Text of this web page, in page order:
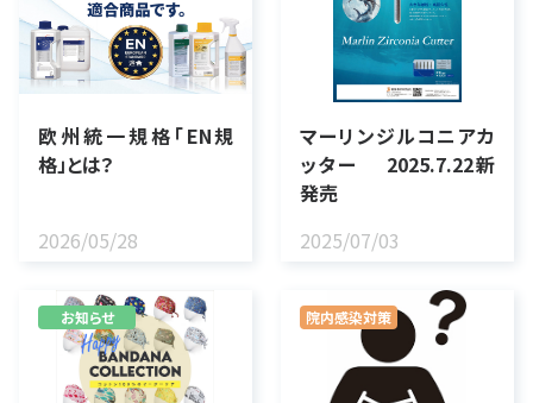
欧州統一規格「EN規
格」とは？
2026/05/28
マーリンジルコニアカ
ッター 2025.7.22新
発売
2025/07/03
お知らせ 院内感染対策